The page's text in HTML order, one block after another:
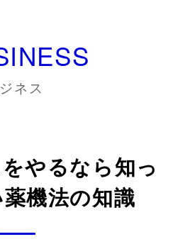
ネス
やるなら知っ
機法の知識